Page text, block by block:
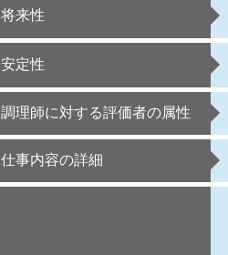
将来性
安定性
調理師に対する評価者の属性
仕事内容の詳細